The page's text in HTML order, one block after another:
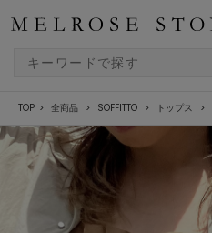
TOP 全商品 SOFFITTO トップス